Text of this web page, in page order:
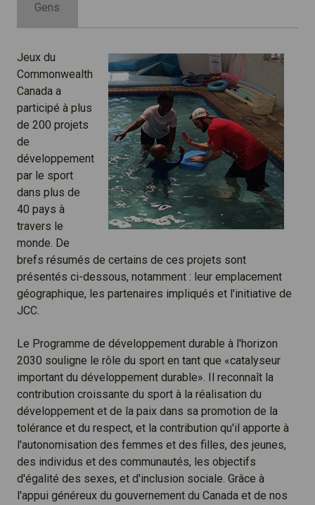
Gens
Jeux du
Commonwealth
Canada a
participé à plus
de 200 projets
de
développement
par le sport
dans plus de
40 pays à
travers le
monde. De
brefs résumés de certains de ces projets sont
présentés ci-dessous, notamment : leur emplacement
géographique, les partenaires impliqués et l'initiative de
JCC.
Le Programme de développement durable à l'horizon
2030 souligne le rôle du sport en tant que «catalyseur
important du développement durable». Il reconnaît la
contribution croissante du sport à la réalisation du
développement et de la paix dans sa promotion de la
tolérance et du respect, et la contribution qu'il apporte à
l'autonomisation des femmes et des filles, des jeunes,
des individus et des communautés, les objectifs
d'égalité des sexes, et d'inclusion sociale. Grâce à
l'appui généreux du gouvernement du Canada et de nos